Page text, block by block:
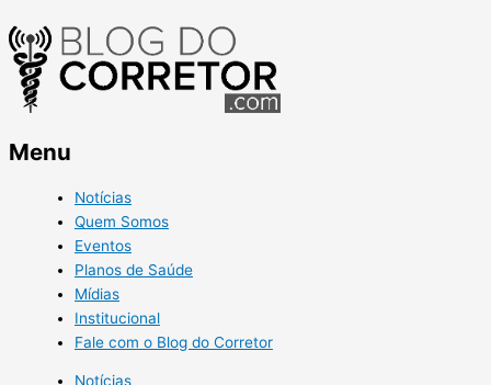
Menu
Notícias
Quem Somos
Eventos
Planos de Saúde
Mídias
Institucional
Fale com o Blog do Corretor
Notícias